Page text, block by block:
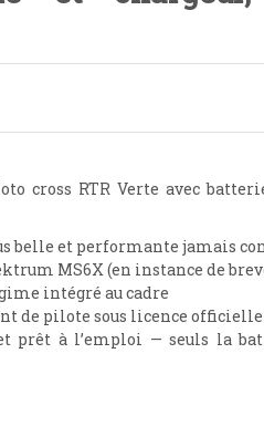
cross RTR Verte avec
belle et performante jamais
MS6X (en instance de
intégré au cadre
de pilote sous licence
prêt à l’emploi — seuls la